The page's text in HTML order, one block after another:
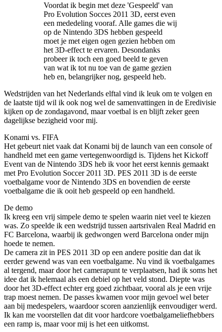
Voordat ik begin met deze 'Gespeeld' van
Pro Evolution Socces 2011 3D, eerst even
een mededeling vooraf. Alle games die wij
op de Nintendo 3DS hebben gespeeld
moet je met eigen ogen gezien hebben om
het 3D-effect te ervaren. Desondanks
probeer ik toch een goed beeld te geven
van wat ik tot nu toe van de game gezien
heb en, belangrijker nog, gespeeld heb.
Wedstrijden van het Nederlands elftal vind ik leuk om te volgen en
de laatste tijd wil ik ook nog wel de samenvattingen in de Eredivisie
kijken op de zondagavond, maar voetbal is en blijft zeker geen
dagelijkse bezigheid voor mij.
Konami vs. FIFA
Het gebeurt niet vaak dat Konami bij de launch van een console of
handheld met een game vertegenwoordigd is. Tijdens het Kickoff
Event van de Nintendo 3DS heb ik voor het eerst kennis gemaakt
met Pro Evolution Soccer 2011 3D. PES 2011 3D is de eerste
voetbalgame voor de Nintendo 3DS en bovendien de eerste
voetbalgame die ik ooit heb gespeeld op een handheld.
De demo
Ik kreeg een vrij simpele demo te spelen waarin niet veel te kiezen
was. Zo speelde ik een wedstrijd tussen aartsrivalen Real Madrid en
FC Barcelona, waarbij ik gedwongen werd Barcelona onder mijn
hoede te nemen.
De camera zit in PES 2011 3D op een andere positie dan dat ik
eerder gewend was van een voetbalgame. Nu vind ik voetbalgames
al tergend, maar door het camerapunt te verplaatsen, had ik soms het
idee dat ik helemaal als een debiel op het veld stond. Diepte was
door het 3D-effect echter erg goed zichtbaar, vooral als je een vrije
trap moest nemen. De passes kwamen voor mijn gevoel wel beter
aan bij medespelers, waardoor scoren aanzienlijk eenvoudiger werd.
Ik kan me voorstellen dat dit voor hardcore voetbalgameliefhebbers
een ramp is, maar voor mij is het een uitkomst.